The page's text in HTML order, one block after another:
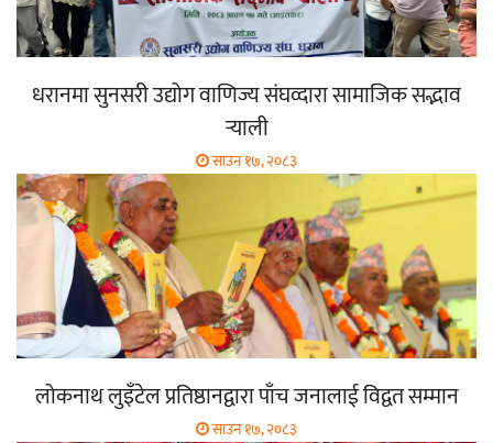
धरानमा सुनसरी उद्योग वाणिज्य संघव्दारा सामाजिक सद्भाव
र्‍याली
साउन १७, २०८३
लोकनाथ लुइँटेल प्रतिष्ठानद्वारा पाँच जनालाई विद्वत सम्मान
साउन १७, २०८३